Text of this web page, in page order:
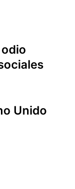
Unido